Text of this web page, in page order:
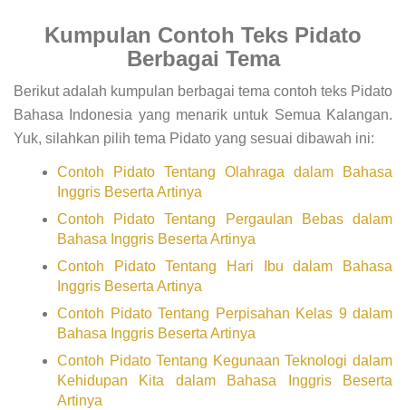
Kumpulan Contoh Teks Pidato
Berbagai Tema
Berikut adalah kumpulan berbagai tema contoh teks Pidato
Bahasa Indonesia yang menarik untuk Semua Kalangan.
Yuk, silahkan pilih tema Pidato yang sesuai dibawah ini:
Contoh Pidato Tentang Olahraga dalam Bahasa
Inggris Beserta Artinya
Contoh Pidato Tentang Pergaulan Bebas dalam
Bahasa Inggris Beserta Artinya
Contoh Pidato Tentang Hari Ibu dalam Bahasa
Inggris Beserta Artinya
Contoh Pidato Tentang Perpisahan Kelas 9 dalam
Bahasa Inggris Beserta Artinya
Contoh Pidato Tentang Kegunaan Teknologi dalam
Kehidupan Kita dalam Bahasa Inggris Beserta
Artinya